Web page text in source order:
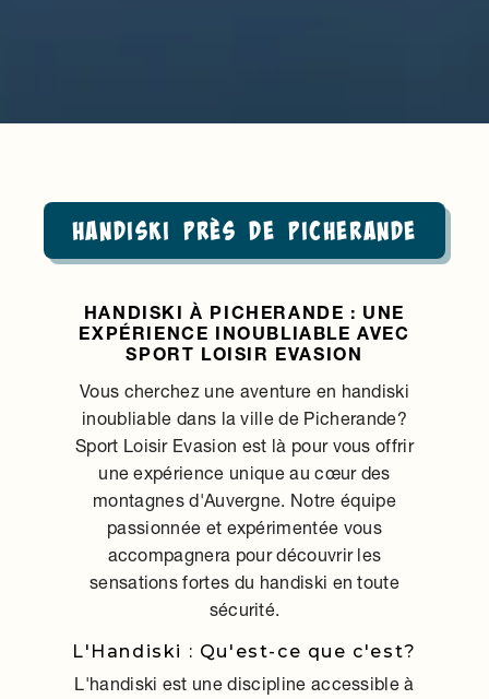
Handiski près de Picherande
HANDISKI À PICHERANDE : UNE
EXPÉRIENCE INOUBLIABLE AVEC
SPORT LOISIR EVASION
Vous cherchez une aventure en handiski
inoubliable dans la ville de Picherande?
Sport Loisir Evasion est là pour vous offrir
une expérience unique au cœur des
montagnes d'Auvergne. Notre équipe
passionnée et expérimentée vous
accompagnera pour découvrir les
sensations fortes du handiski en toute
sécurité.
L'Handiski : Qu'est-ce que c'est?
L'handiski est une discipline accessible à